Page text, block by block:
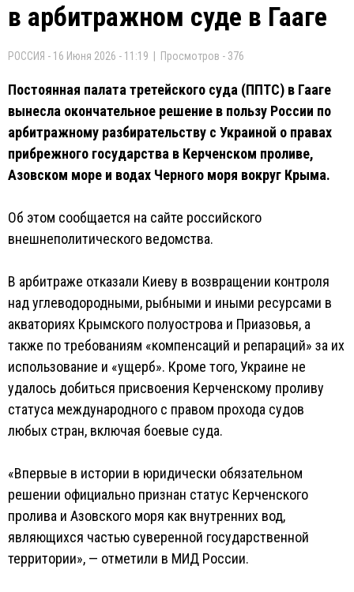
в арбитражном суде в Гааге
РОССИЯ - 16 Июня 2026 - 11:19 | Просмотров - 376
Постоянная палата третейского суда (ППТС) в Гааге
вынесла окончательное решение в пользу России по
арбитражному разбирательству с Украиной о правах
прибрежного государства в Керченском проливе,
Азовском море и водах Черного моря вокруг Крыма.
Об этом сообщается на сайте российского
внешнеполитического ведомства.
В арбитраже отказали Киеву в возвращении контроля
над углеводородными, рыбными и иными ресурсами в
акваториях Крымского полуострова и Приазовья, а
также по требованиям «компенсаций и репараций» за их
использование и «ущерб». Кроме того, Украине не
удалось добиться присвоения Керченскому проливу
статуса международного с правом прохода судов
любых стран, включая боевые суда.
«Впервые в истории в юридически обязательном
решении официально признан статус Керченского
пролива и Азовского моря как внутренних вод,
являющихся частью суверенной государственной
территории», — отметили в МИД России.